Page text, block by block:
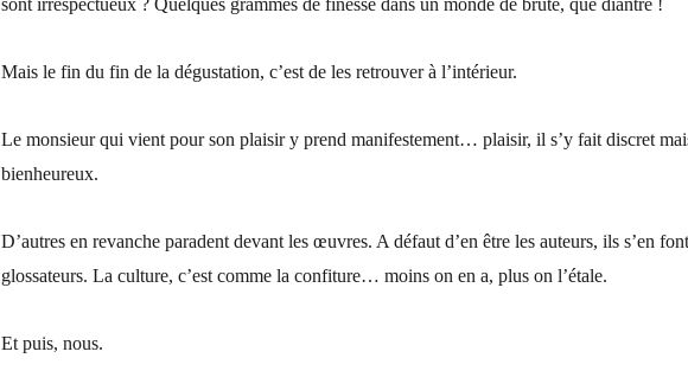
sont irrespectueux ? Quelques grammes de finesse dans un monde de brute, que diantre !
Mais le fin du fin de la dégustation, c’est de les retrouver à l’intérieur.
Le monsieur qui vient pour son plaisir y prend manifestement… plaisir, il s’y fait discret
bienheureux.
D’autres en revanche paradent devant les œuvres. A défaut d’en être les auteurs, ils s’en font
glossateurs. La culture, c’est comme la confiture… moins on en a, plus on l’étale.
Et puis, nous.